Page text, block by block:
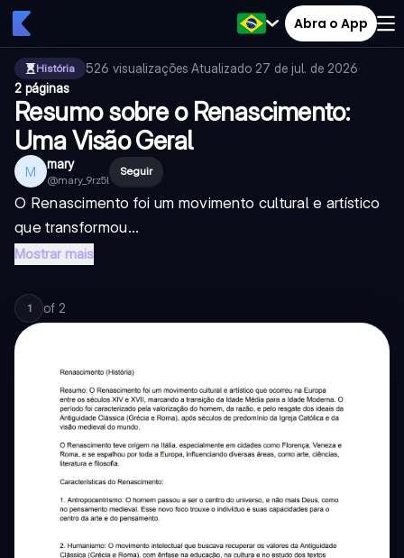
Abra o App
História 526 visualizações·Atualizado 27 de jul. de 2026·
2 páginas
Resumo sobre o Renascimento:
Uma Visão Geral
M mary
@mary_9rz5l
Seguir
O Renascimento foi um movimento cultural e artístico
que transformou...
Mostrar mais
1 of 2